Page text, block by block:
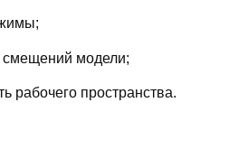
смещений модели;
рабочего пространства.